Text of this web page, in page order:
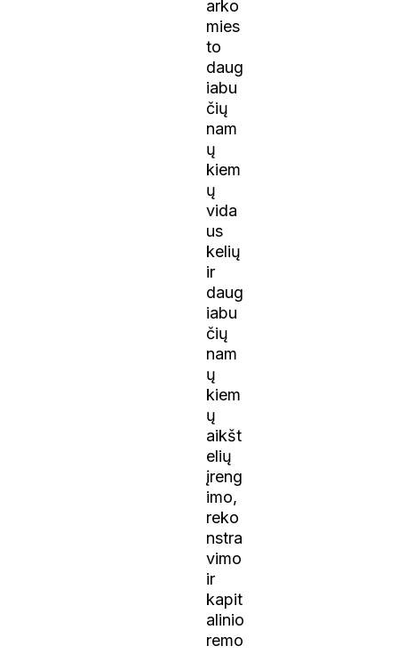
arko
mies
to
daug
iabu
čių
nam
ų
kiem
ų
vida
us
kelių
ir
daug
iabu
čių
nam
ų
kiem
ų
aikšt
elių
įreng
imo,
reko
nstra
vimo
ir
kapit
alinio
remo